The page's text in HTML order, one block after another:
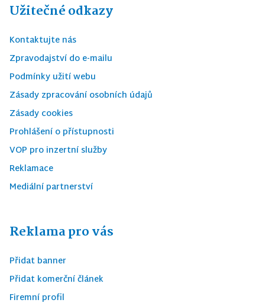
Užitečné odkazy
Kontaktujte nás
Zpravodajství do e-mailu
Podmínky užití webu
Zásady zpracování osobních údajů
Zásady cookies
Prohlášení o přístupnosti
VOP pro inzertní služby
Reklamace
Mediální partnerství
Reklama pro vás
Přidat banner
Přidat komerční článek
Firemní profil